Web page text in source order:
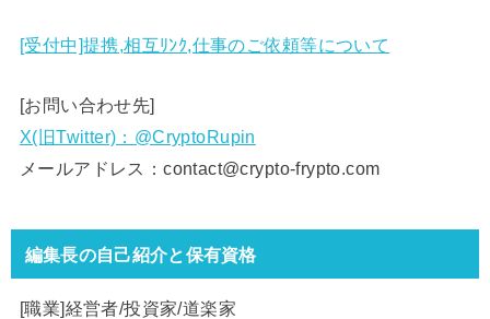
[受付中]提携,相互ﾘﾝｸ,仕事のご依頼等について
[お問い合わせ先]
X(旧Twitter)：@CryptoRupin
メールアドレス：contact@crypto-frypto.com
編集長の自己紹介と保有資格
[職業]経営者/投資家/道楽家